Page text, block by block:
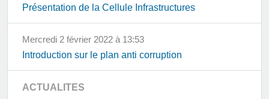
Présentation de la Cellule Infrastructures
mercredi 2 février 2022 à 13:53
Introduction sur le plan anti corruption
ACTUALITES